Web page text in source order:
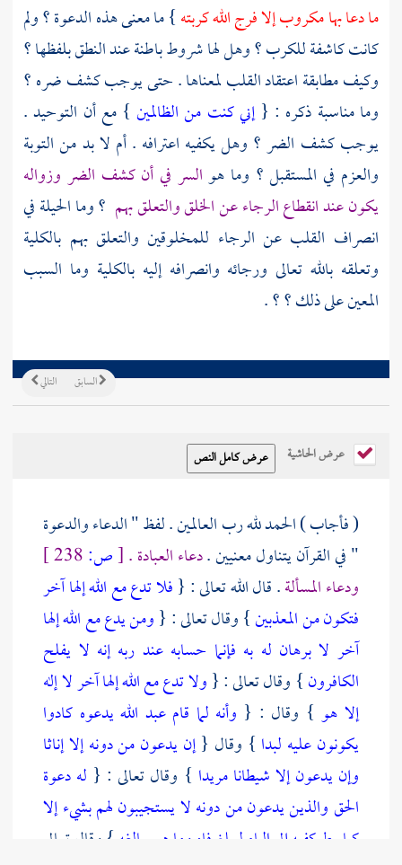
ما دعا بها مكروب إلا فرج الله كربته} ما معنى هذه الدعوة ؟ ولم
كانت كاشفة للكرب ؟ وهل لها شروط باطنة عند النطق بلفظها ؟
وكيف مطابقة اعتقاد القلب لمعناها . حتى يوجب كشف ضره ؟
وما مناسبة ذكره : {إني كنت من الظالمين } مع أن التوحيد .
يوجب كشف الضر ؟ وهل يكفيه اعترافه . أم لا بد من التوبة
والعزم في المستقبل ؟ وما هوالسر في أن كشف الضر وزواله
يكون عند انقطاع الرجاء عن الخلق والتعلق بهم ؟ وما الحيلة في
انصراف القلب عن الرجاء للمخلوقين والتعلق بهم بالكلية
وتعلقه بالله تعالى ورجائه وانصرافه إليه بالكلية وما السبب
المعين على ذلك ؟ ؟ .
التالي السابق
عرض الحاشية
( فأجاب ) الحمد لله رب العالمين . لفظ " الدعاء والدعوة
" في القرآن يتناول معنيين .دعاء العبادة .[ص:
ودعاء المسألة. قال الله تعالى : {فلا تدع مع الله إلها آخر
فتكون من المعذبين} وقال تعالى : {ومن يدع مع الله إلها
آخر لا برهان له به فإنما حسابه عند ربه إنه لا يفلح
الكافرون} وقال تعالى : {ولا تدع مع الله إلها آخر لا إله
إلا هو } وقال : { وأنه لما قام عبد الله يدعوه كادوا
يكونون عليه لبدا } وقال {إن يدعون من دونه إلا إناثا
وإن يدعون إلا شيطانا مريدا } وقال تعالى : { له دعوة
الحق والذين يدعون من دونه لا يستجيبون لهم بشيء إلا
كباسط كفيه إلى الماء ليبلغ فاه وما هو ببالغه } وقال تعالى